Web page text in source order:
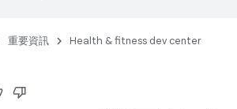
重要資訊
Health & fitness dev center